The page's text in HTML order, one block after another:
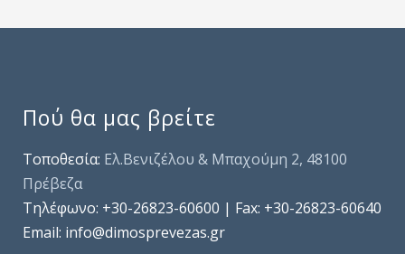
Πού θα μας βρείτε
Τοποθεσία: Ελ.Βενιζέλου & Μπαχούμη 2, 48100
Πρέβεζα
Τηλέφωνo: +30-26823-60600 | Fax: +30-26823-60640
Email: info@dimosprevezas.gr